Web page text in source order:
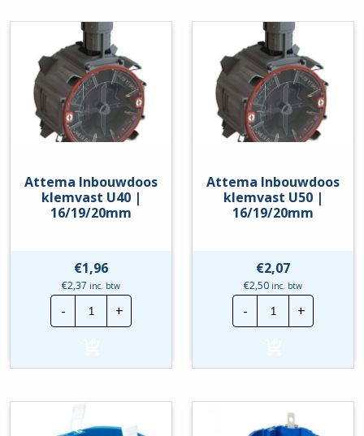
Attema Inbouwdoos
klemvast U40 |
16/19/20mm
€1,96
€2,37 inc. btw
-
Attema
Inbouwdoos
klemvast
16/19/20mm
+
Attema Inbouwdoos
klemvast U50 |
16/19/20mm
€2,07
€2,50 inc. btw
-
Attema
Inbouwdoos
klemvast
16/19/20mm
+